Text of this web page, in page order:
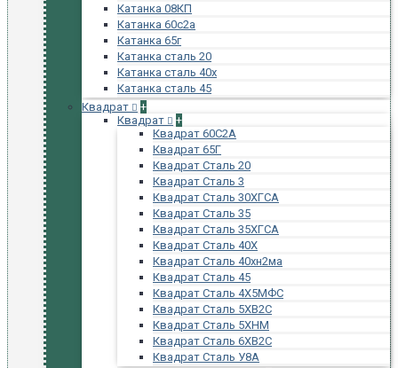
Катанка 08КП
Катанка 60с2а
Катанка 65г
Катанка сталь 20
Катанка сталь 40х
Катанка сталь 45
Квадрат
+
Квадрат
+
Квадрат 60С2А
Квадрат 65Г
Квадрат Сталь 20
Квадрат Сталь 3
Квадрат Сталь 30ХГСА
Квадрат Сталь 35
Квадрат Сталь 35ХГСА
Квадрат Сталь 40Х
Квадрат Сталь 40хн2ма
Квадрат Сталь 45
Квадрат Сталь 4Х5МФС
Квадрат Сталь 5ХВ2С
Квадрат Сталь 5ХНМ
Квадрат Сталь 6ХВ2С
Квадрат Сталь У8А